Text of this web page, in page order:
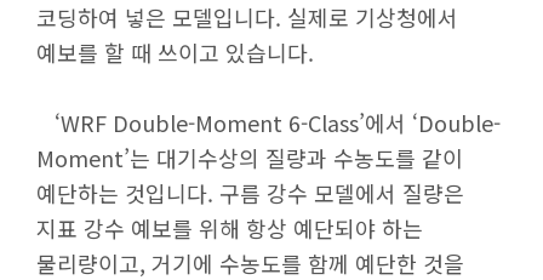
코딩하여 넣은 모델입니다. 실제로 기상청에서
예보를 할 때 쓰이고 있습니다.
‘WRF Double-Moment 6-Class’에서 ‘Double-
Moment’는 대기수상의 질량과 수농도를 같이
예단하는 것입니다. 구름 강수 모델에서 질량은
지표 강수 예보를 위해 항상 예단되야 하는
물리량이고, 거기에 수농도를 함께 예단한 것을